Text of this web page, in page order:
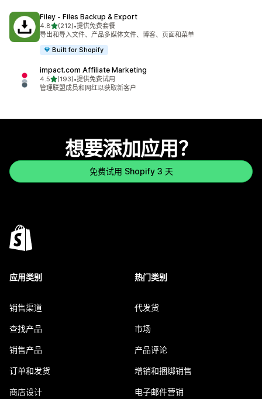
Filey ‑ Files Backup & Export
4.8星（满分 5 星）
(212)
总共 212 条评论
•提供免费套餐
导出和导入文件、产品多媒体文件、博客、页面和菜单
Built for Shopify
impact.com Affiliate Marketing
4.5星（满分 5 星）
(193)
总共 193 条评论
•提供免费试用
管理联盟成员和网红以获取新客户
想要添加应用？
免费试用 Shopify 3 天
应用类别
销售渠道
查找产品
销售产品
订单和发货
商店设计
热门类别
代发货
市场
产品评论
增销和捆绑销售
电子邮件营销